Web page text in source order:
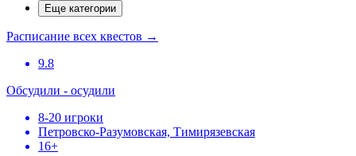
Еще категории
Расписание всех квестов →
9.8
Обсудили - осудили
8-20 игроки
Петровско-Разумовская, Тимирязевская
16+